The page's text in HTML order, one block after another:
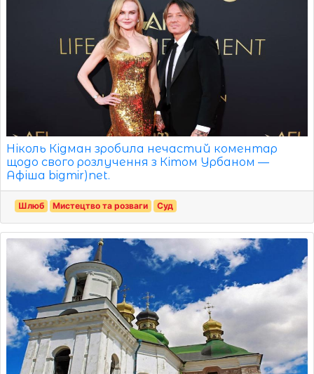
Ніколь Кідман зробила нечастий коментар
щодо свого розлучення з Кітом Урбаном —
Афіша bigmir)net.
Шлюб Мистецтво та розваги Суд